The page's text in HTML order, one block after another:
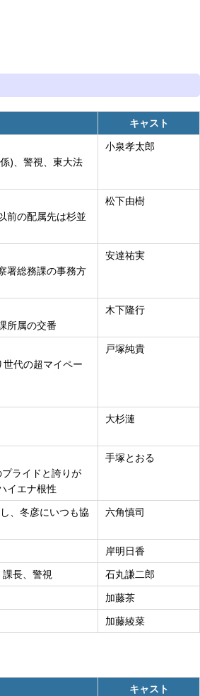
キャスト
)、警視、東大法
小泉孝太郎
前の配属先は杉並
松下由樹
署総務課の事務方
安達祐実
所属の交番
木下隆行
代の超マイペー
戸塚純貴
大杉漣
ライドと誇りが
イエナ根性
手塚とおる
、冬彦にいつも協
六角慎司
岸明日香
長、警視
石丸謙二郎
加藤茶
加藤綾菜
キャスト